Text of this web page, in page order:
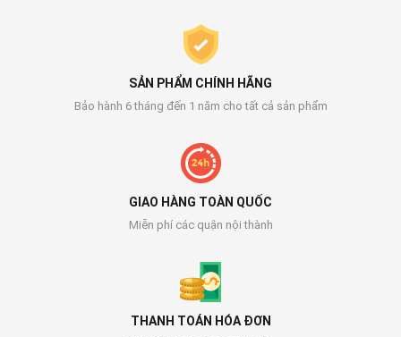
SẢN PHẨM CHÍNH HÃNG
Bảo hành 6 tháng đến 1 năm cho tất cả sản phẩm
GIAO HÀNG TOÀN QUỐC
Miễn phí các quận nội thành
THANH TOÁN HÓA ĐƠN